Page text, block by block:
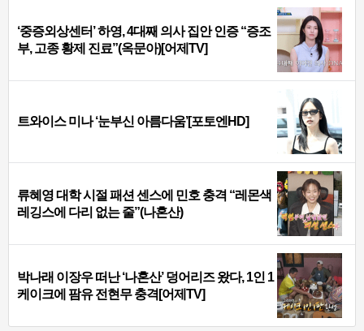
‘중증외상센터’ 하영, 4대째 의사 집안 인증 “증조
부, 고종 황제 진료”(옥문아)[어제TV]
트와이스 미나 ‘눈부신 아름다움’[포토엔HD]
류혜영 대학 시절 패션 센스에 민호 충격 “레몬색
레깅스에 다리 없는 줄”(나혼산)
박나래 이장우 떠난 ‘나혼산’ 덩어리즈 왔다, 1인 1
케이크에 팜유 전현무 충격[어제TV]